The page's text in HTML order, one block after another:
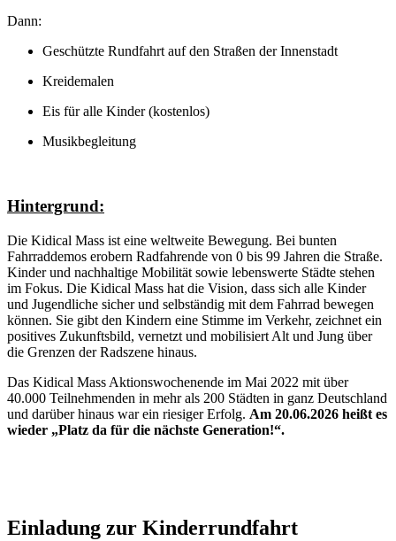
Dann:
Geschützte Rundfahrt auf den Straßen der Innenstadt
Kreidemalen
Eis für alle Kinder (kostenlos)
Musikbegleitung
Hintergrund:
Die Kidical Mass ist eine weltweite Bewegung. Bei bunten
Fahrraddemos erobern Radfahrende von 0 bis 99 Jahren die Straße.
Kinder und nachhaltige Mobilität sowie lebenswerte Städte stehen
im Fokus. Die Kidical Mass hat die Vision, dass sich alle Kinder
und Jugendliche sicher und selbständig mit dem Fahrrad bewegen
können. Sie gibt den Kindern eine Stimme im Verkehr, zeichnet ein
positives Zukunftsbild, vernetzt und mobilisiert Alt und Jung über
die Grenzen der Radszene hinaus.
Das Kidical Mass Aktionswochenende im Mai 2022 mit über
40.000 Teilnehmenden in mehr als 200 Städten in ganz Deutschland
und darüber hinaus war ein riesiger Erfolg. Am 20.06.2026 heißt es
wieder „Platz da für die nächste Generation!“.
Einladung zur Kinderrundfahrt